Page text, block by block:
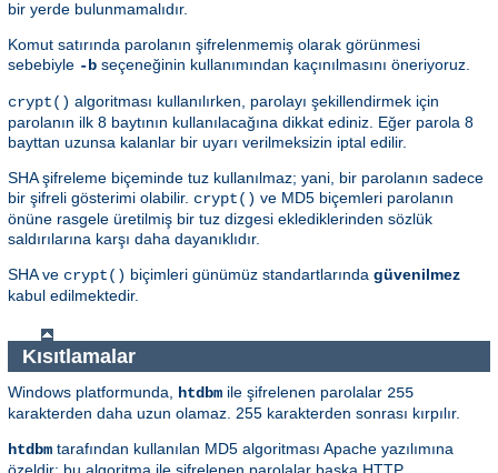
bir yerde bulunmamalıdır.
Komut satırında parolanın şifrelenmemiş olarak görünmesi
sebebiyle -b seçeneğinin kullanımından kaçınılmasını öneriyoruz.
crypt() algoritması kullanılırken, parolayı şekillendirmek için
parolanın ilk 8 baytının kullanılacağına dikkat ediniz. Eğer parola 8
bayttan uzunsa kalanlar bir uyarı verilmeksizin iptal edilir.
SHA şifreleme biçeminde tuz kullanılmaz; yani, bir parolanın sadece
bir şifreli gösterimi olabilir. crypt() ve MD5 biçemleri parolanın
önüne rasgele üretilmiş bir tuz dizgesi eklediklerinden sözlük
saldırılarına karşı daha dayanıklıdır.
SHA ve crypt() biçimleri günümüz standartlarında güvenilmez
kabul edilmektedir.
Kısıtlamalar
Windows platformunda, htdbm ile şifrelenen parolalar 255
karakterden daha uzun olamaz. 255 karakterden sonrası kırpılır.
htdbm tarafından kullanılan MD5 algoritması Apache yazılımına